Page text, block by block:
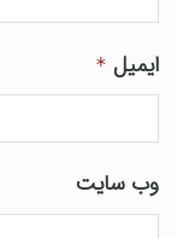
ایمیل *
وب‌ سایت